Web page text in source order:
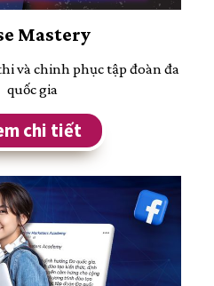
chi tiết
Mastery
và chinh phục tập đoàn đa
quốc gia